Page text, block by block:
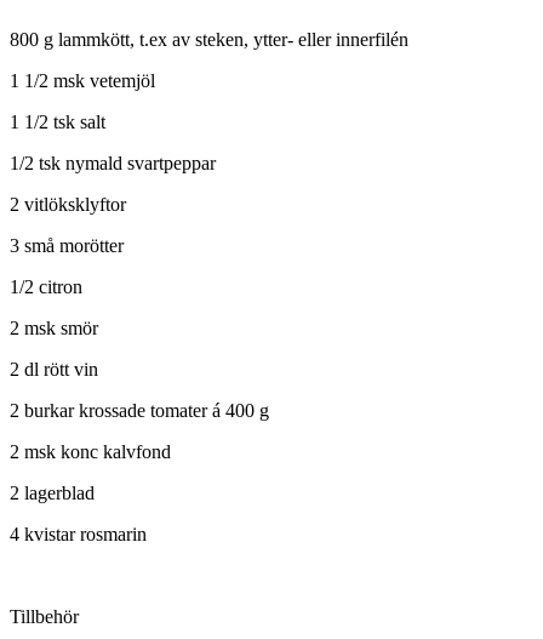
800 g lammkött, t.ex av steken, ytter- eller innerfilén
1 1/2 msk vetemjöl
1 1/2 tsk salt
1/2 tsk nymald svartpeppar
2 vitlöksklyftor
3 små morötter
1/2 citron
2 msk smör
2 dl rött vin
2 burkar krossade tomater á 400 g
2 msk konc kalvfond
2 lagerblad
4 kvistar rosmarin
Tillbehör